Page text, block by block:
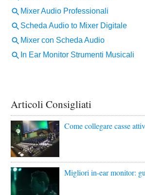
Articoli Consigliati
Come collegare casse
Migliori in-ear monitor: